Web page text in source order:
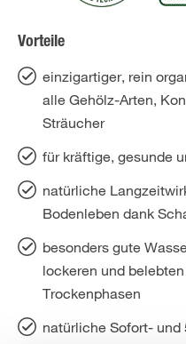
Vorteile
einzigartiger, rein
alle Gehölz-Arten,
Sträucher
für kräftige, gesunde
natürliche
Bodenleben dank
besonders gute
lockeren und
Trockenphasen
natürliche Sofort-